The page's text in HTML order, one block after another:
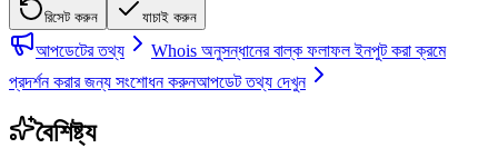
রিসেট করুন যাচাই করুন
আপডেটের তথ্য
Whois অনুসন্ধানের বাল্ক ফলাফল ইনপুট করা ক্রমে
প্রদর্শন করার জন্য সংশোধন করুনআপডেট তথ্য দেখুন
বৈশিষ্ট্য